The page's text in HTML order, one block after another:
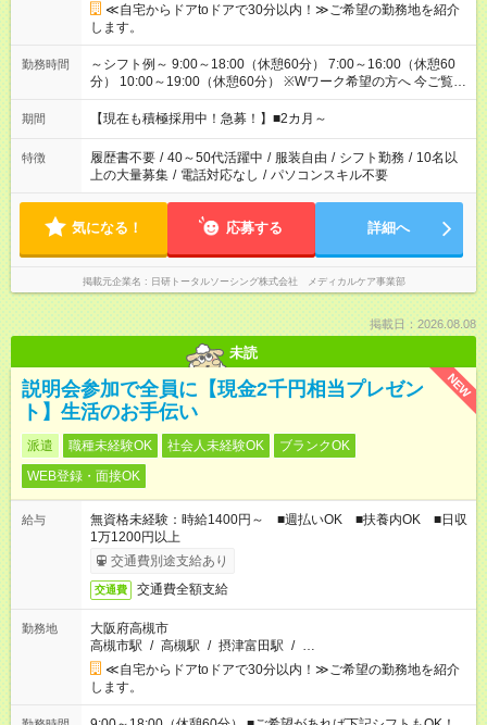
≪自宅からドアtoドアで30分以内！≫ご希望の勤務地を紹介
します。
勤務時間
～シフト例～ 9:00～18:00（休憩60分） 7:00～16:00（休憩60
分） 10:00～19:00（休憩60分） ※Wワーク希望の方へ 今ご覧の
お仕事で希望する勤務時間と、もう1つのお仕事の勤務時間の合
計が 週40時間を超えなければOKです。
期間 【現在も積極採用中！急募！】■2カ月～
特徴 履歴書不要 / 40～50代活躍中 / 服装自由 / シフト勤務 / 10名以
上の大量募集 / 電話対応なし / パソコンスキル不要
気になる！ 応募する 詳細へ
掲載元企業名 日研トータルソーシング株式会社 メディカルケア事業部
掲載日：2026.08.08
未読
NEW
説明会参加で全員に【現金2千円相当プレゼン
ト】生活のお手伝い
派遣 職種未経験OK 社会人未経験OK
ブランクOK
WEB登録・面接OK
給与
無資格未経験：時給1400円～ ■週払いOK ■扶養内OK ■日収
1万1200円以上
交通費別途支給あり
交通費 交通費全額支給
勤務地
大阪府高槻市
高槻市駅 / 高槻駅 / 摂津富田駅 / …
≪自宅からドアtoドアで30分以内！≫ご希望の勤務地を紹介
します。